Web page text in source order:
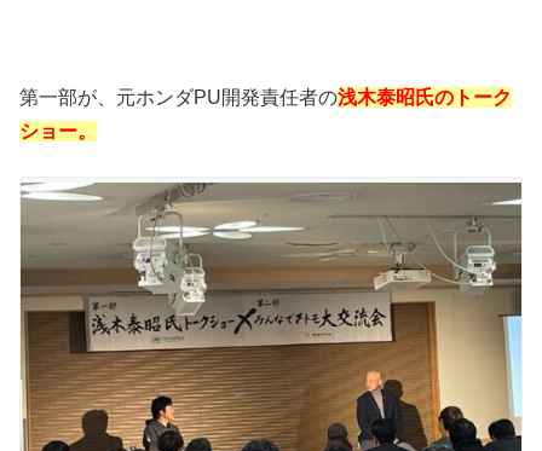
第一部が、元ホンダPU開発責任者の浅木泰昭氏のトーク
ショー。